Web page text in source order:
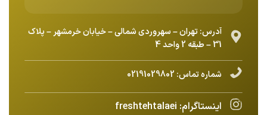
آدرس: تهران – سهروردی شمالی – خیابان خرمشهر – پلاک
31 – طبقه 2 واحد 4
شماره تماس: 02191029802
اینستاگرام: freshtehtalaei